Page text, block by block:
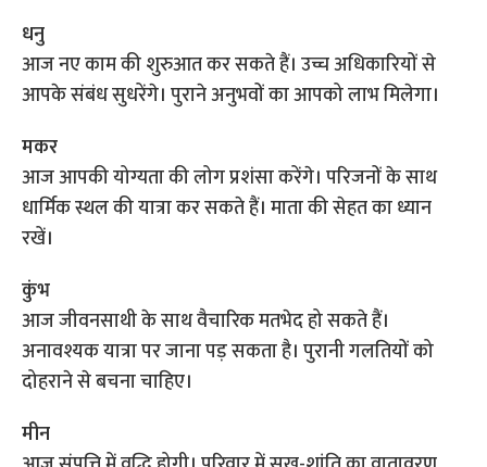
धनु
आज नए काम की शुरुआत कर सकते हैं। उच्च अधिकारियों से
आपके संबंध सुधरेंगे। पुराने अनुभवों का आपको लाभ मिलेगा।
मकर
आज आपकी योग्यता की लोग प्रशंसा करेंगे। परिजनों के साथ
धार्मिक स्थल की यात्रा कर सकते हैं। माता की सेहत का ध्यान
रखें।
कुंभ
आज जीवनसाथी के साथ वैचारिक मतभेद हो सकते हैं।
अनावश्यक यात्रा पर जाना पड़ सकता है। पुरानी गलतियों को
दोहराने से बचना चाहिए।
मीन